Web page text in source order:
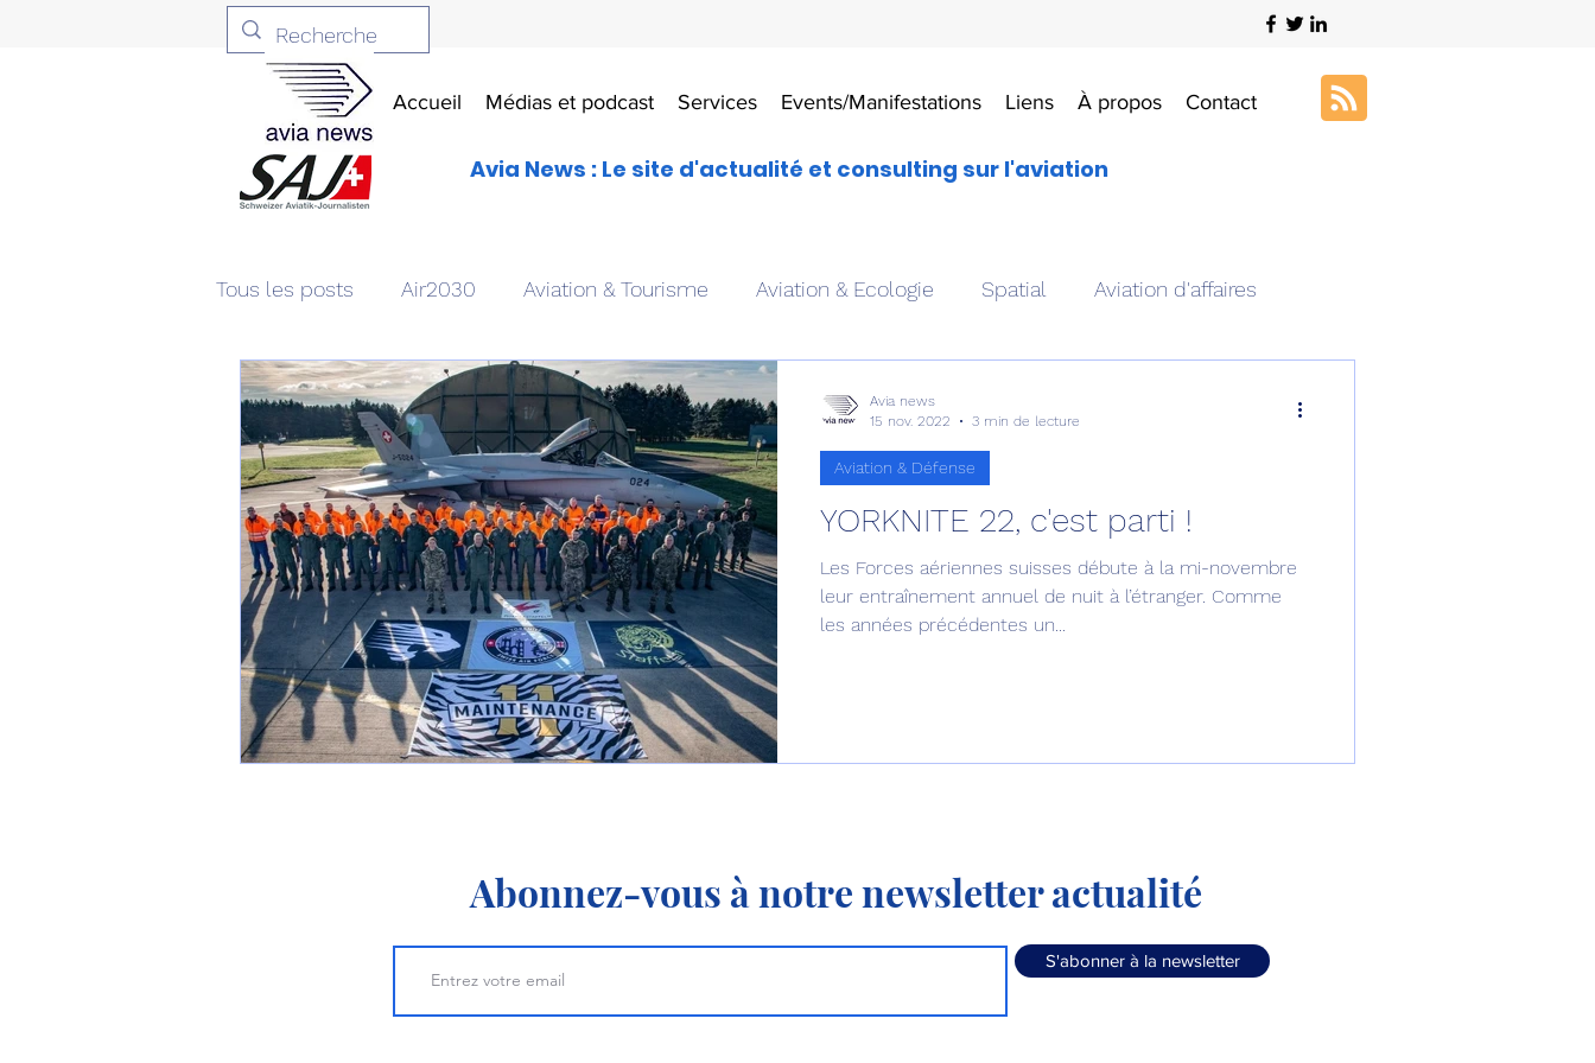
Accueil Médias et podcast Services Events/Manifestations Liens À propos Contact
Avia News : Le site d'actualité et consulting sur l'aviation
Tous les posts Air2030 Aviation & Tourisme Aviation & Ecologie Spatial Aviation d'affaires
Aviation & Défense Livres Drones aériens
Patrimoine aéronautique Avionique & pilotage Avion expérimental
1 er avril Motorisation Défense sol-air DSA Amphibie Drones Composante ESPACE
Shenyang J-35 Bombardier Global 6500 Fret aérien
Airbus H145M Opération militaire au Vénézuela Simulateur avion de combat Avionneurs
YORKNITE 22, c'est parti !
Les Forces aériennes suisses débute à la mi-novembre
leur entraînement annuel de nuit à l’étranger. Comme
les années précédentes un...
Aviation & Défense
Avia news
15 nov. 2022
3 min de lecture
Abonnez-vous à notre newsletter actualité
S'abonner à la newsletter